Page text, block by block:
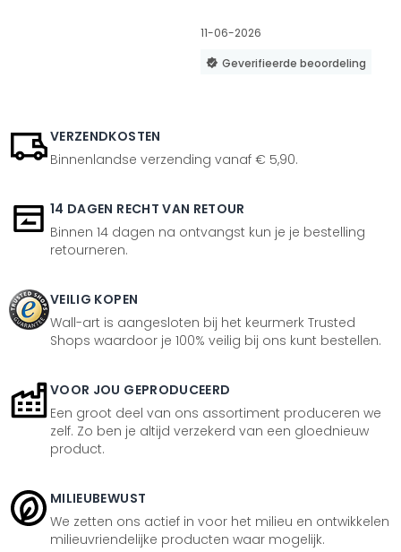
11-06-2026
Geverifieerde beoordeling
VERZENDKOSTEN
Binnenlandse verzending vanaf € 5,90.
14 DAGEN RECHT VAN RETOUR
Binnen 14 dagen na ontvangst kun je je bestelling
retourneren.
VEILIG KOPEN
Wall-art is aangesloten bij het keurmerk Trusted
Shops waardoor je 100% veilig bij ons kunt bestellen.
VOOR JOU GEPRODUCEERD
Een groot deel van ons assortiment produceren we
zelf. Zo ben je altijd verzekerd van een gloednieuw
product.
MILIEUBEWUST
We zetten ons actief in voor het milieu en ontwikkelen
milieuvriendelijke producten waar mogelijk.